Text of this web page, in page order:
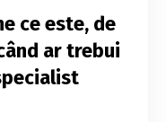
ce este, de
ar trebui